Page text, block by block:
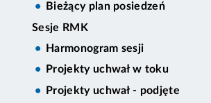
Bieżący plan posiedzeń
Sesje RMK
Harmonogram sesji
Projekty uchwał w toku
Projekty uchwał - podjęte